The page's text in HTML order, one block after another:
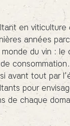
en
années
du vin : le
avant tout par
pour
de chaque